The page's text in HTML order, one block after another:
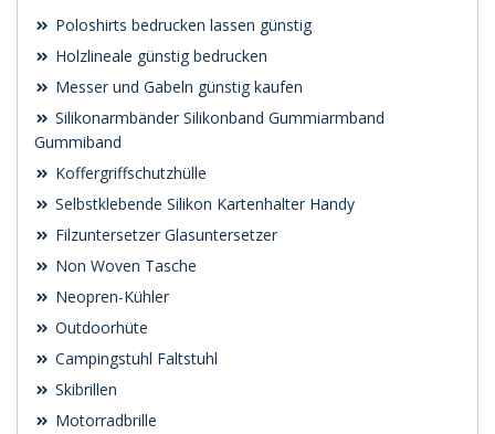
Poloshirts bedrucken lassen günstig
Holzlineale günstig bedrucken
Messer und Gabeln günstig kaufen
Silikonarmbänder Silikonband Gummiarmband
Gummiband
Koffergriffschutzhülle
Selbstklebende Silikon Kartenhalter Handy
Filzuntersetzer Glasuntersetzer
Non Woven Tasche
Neopren-Kühler
Outdoorhüte
Campingstuhl Faltstuhl
Skibrillen
Motorradbrille